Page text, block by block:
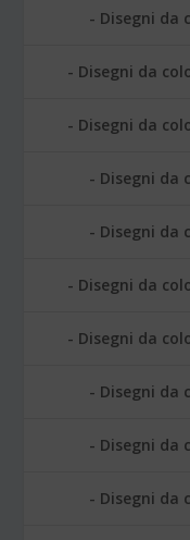
Disegni da
Disegni da
Disegni da
Disegni da
Disegni da
Disegni da
Disegni da
Disegni da
Disegni da
Disegni da